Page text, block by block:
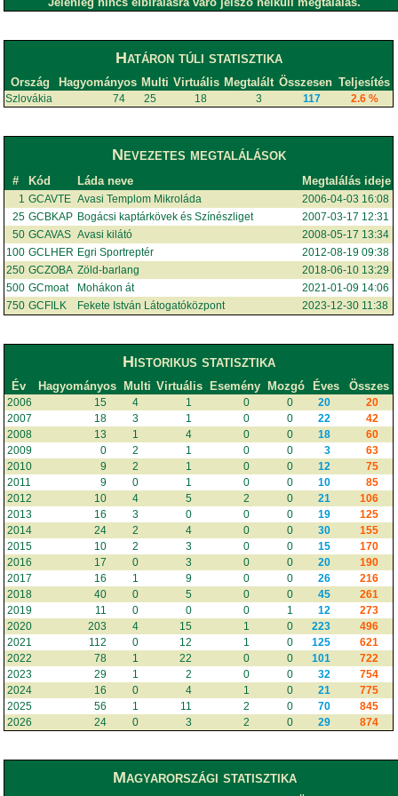
Határon túli statisztika
Ország Hagyományos Multi Virtuális Megtalált Összesen Teljesítés
Szlovákia 74 25 18 3 117 2.6 %
Nevezetes megtalálások
# Kód Láda neve Megtalálás ideje
1 GCAVTE Avasi Templom Mikroláda
2006-04-03 16:08
25 GCBKAP Bogácsi kaptárkövek és Színészliget
2007-03-17 12:31
50 GCAVAS Avasi kilátó
2008-05-17 13:34
100 GCLHER Egri Sportreptér
2012-08-19 09:38
250 GCZOBA Zöld-barlang
2018-06-10 13:29
500 GCmoat Mohákon át
2021-01-09 14:06
750 GCFILK Fekete István Látogatóközpont 2023-12-30 11:38
Historikus statisztika
Év Hagyományos Multi Virtuális Esemény Mozgó Éves Összes
2006 15 4 1 0 0 20
20
2007
18 3 1 0 0 22
42
2008
13 1 4 0 0 18
60
2009
0 2 1 0 0 3
63
2010
9 2 1 0 0 12
75
2011
9 0 1 0 0 10
85
2012
10 4 5 2 0 21
106
2013
16 3 0 0 0 19
125
2014
24 2 4 0 0 30
155
2015
10 2 3 0 0 15
170
2016
17 0 3 0 0 20
190
2017
16 1 9 0 0 26
216
2018
40 0 5 0 0 45
261
2019
11 0 0 0 1 12
273
2020
203 4 15 1 0 223
496
2021
112 0 12 1 0 125
621
2022
78 1 22 0 0 101
722
2023
29 1 2 0 0 32
754
2024
16 0 4 1 0 21
775
2025
56 1 11 2 0 70
845
2026
24 0 3 2 0 29 874
Magyarországi statisztika